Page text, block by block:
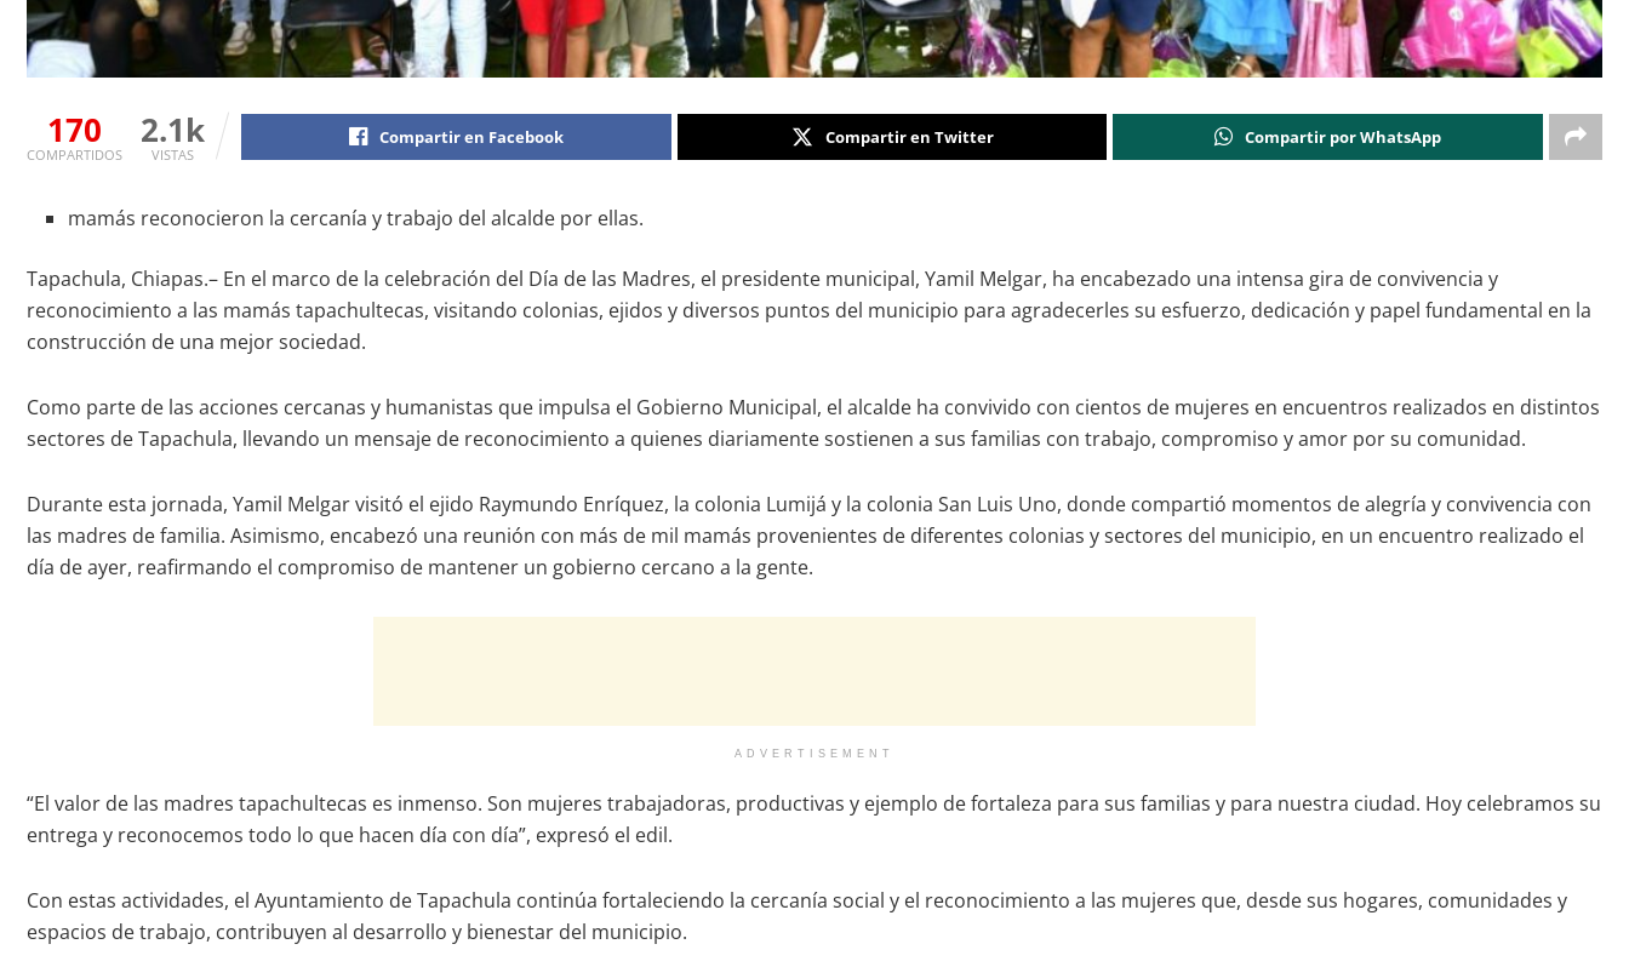
170
COMPARTIDOS
2.1k
VISTAS
Compartir en Facebook Compartir en Twitter Compartir por WhatsApp
mamás reconocieron la cercanía y trabajo del alcalde por ellas.
Tapachula, Chiapas.– En el marco de la celebración del Día de las Madres, el presidente municipal, Yamil Melgar, ha encabezado una intensa gira de convivencia y
reconocimiento a las mamás tapachultecas, visitando colonias, ejidos y diversos puntos del municipio para agradecerles su esfuerzo, dedicación y papel fundamental en la
construcción de una mejor sociedad.
Como parte de las acciones cercanas y humanistas que impulsa el Gobierno Municipal, el alcalde ha convivido con cientos de mujeres en encuentros realizados en distintos
sectores de Tapachula, llevando un mensaje de reconocimiento a quienes diariamente sostienen a sus familias con trabajo, compromiso y amor por su comunidad.
Durante esta jornada, Yamil Melgar visitó el ejido Raymundo Enríquez, la colonia Lumijá y la colonia San Luis Uno, donde compartió momentos de alegría y convivencia con
las madres de familia. Asimismo, encabezó una reunión con más de mil mamás provenientes de diferentes colonias y sectores del municipio, en un encuentro realizado el
día de ayer, reafirmando el compromiso de mantener un gobierno cercano a la gente.
ADVERTISEMENT
“El valor de las madres tapachultecas es inmenso. Son mujeres trabajadoras, productivas y ejemplo de fortaleza para sus familias y para nuestra ciudad. Hoy celebramos su
entrega y reconocemos todo lo que hacen día con día”, expresó el edil.
Con estas actividades, el Ayuntamiento de Tapachula continúa fortaleciendo la cercanía social y el reconocimiento a las mujeres que, desde sus hogares, comunidades y
espacios de trabajo, contribuyen al desarrollo y bienestar del municipio.